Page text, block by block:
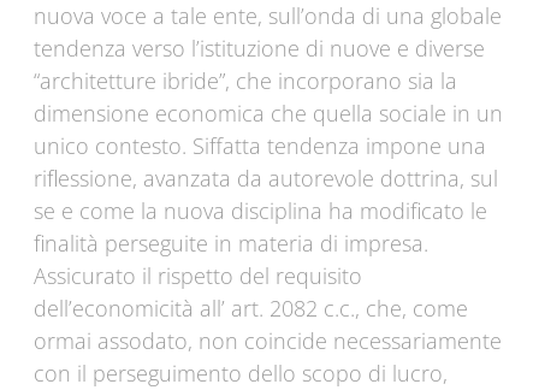
nuova voce a tale ente, sull’onda di una globale
tendenza verso l’istituzione di nuove e diverse
“architetture ibride”, che incorporano sia la
dimensione economica che quella sociale in un
unico contesto. Siffatta tendenza impone una
riflessione, avanzata da autorevole dottrina, sul
se e come la nuova disciplina ha modificato le
finalità perseguite in materia di impresa.
Assicurato il rispetto del requisito
dell’economicità all’ art. 2082 c.c., che, come
ormai assodato, non coincide necessariamente
con il perseguimento dello scopo di lucro,